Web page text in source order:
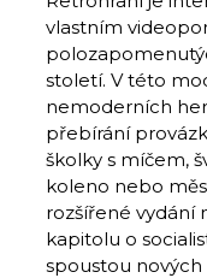
vlastním
století. V této
nemoderních
přebírání
školky s míčem,
koleno nebo
rozšířené vydání
kapitolu o
spoustou